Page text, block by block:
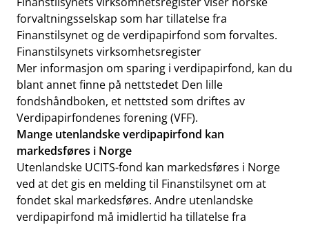
forvaltningsselskap som har tillatelse fra
Finanstilsynet og de verdipapirfond som forvaltes.
Finanstilsynets virksomhetsregister
Mer informasjon om sparing i verdipapirfond, kan du
blant annet finne på nettstedet Den lille
fondshåndboken, et nettsted som driftes av
Verdipapirfondenes forening (VFF).
Mange utenlandske verdipapirfond kan
markedsføres i Norge
Utenlandske UCITS-fond kan markedsføres i Norge
ved at det gis en melding til Finanstilsynet om at
fondet skal markedsføres. Andre utenlandske
verdipapirfond må imidlertid ha tillatelse fra